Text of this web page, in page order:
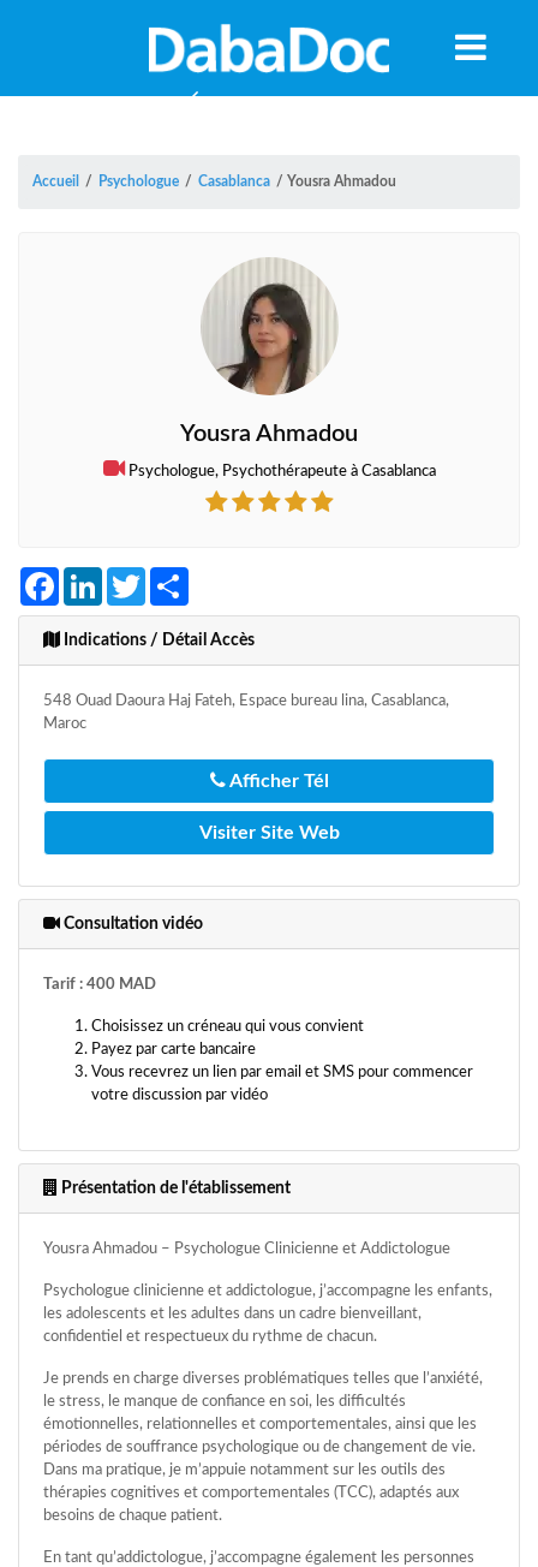
Accueil / Psychologue / Casablanca / Yousra Ahmadou
Yousra Ahmadou
Psychologue, Psychothérapeute à Casablanca
FacebookLinkedInTwitter
Indications / Détail Accès
548 Ouad Daoura Haj Fateh, Espace bureau lina, Casablanca,
Maroc
Afficher Tél
Visiter Site Web
Consultation vidéo
Tarif : 400 MAD
Choisissez un créneau qui vous convient
Payez par carte bancaire
Vous recevrez un lien par email et SMS pour commencer
votre discussion par vidéo
Présentation de l'établissement
Yousra Ahmadou – Psychologue Clinicienne et Addictologue
Psychologue clinicienne et addictologue, j’accompagne les enfants,
les adolescents et les adultes dans un cadre bienveillant,
confidentiel et respectueux du rythme de chacun.
Je prends en charge diverses problématiques telles que l’anxiété,
le stress, le manque de confiance en soi, les difficultés
émotionnelles, relationnelles et comportementales, ainsi que les
périodes de souffrance psychologique ou de changement de vie.
Dans ma pratique, je m’appuie notamment sur les outils des
thérapies cognitives et comportementales (TCC), adaptés aux
besoins de chaque patient.
En tant qu’addictologue, j’accompagne également les personnes